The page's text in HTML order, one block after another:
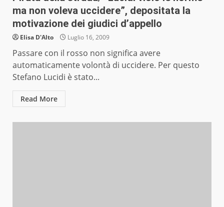
ma non voleva uccidere”, depositata la
motivazione dei giudici d’appello
Elisa D'Alto Luglio 16, 2009
Passare con il rosso non significa avere
automaticamente volontà di uccidere. Per questo
Stefano Lucidi è stato...
Read More